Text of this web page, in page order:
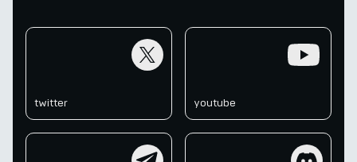
twitter youtube